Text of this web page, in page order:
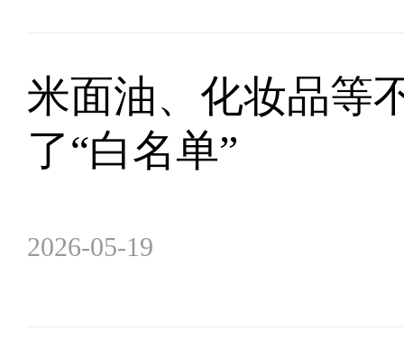
米面油、化妆品等
了“白名单”
2026-05-19